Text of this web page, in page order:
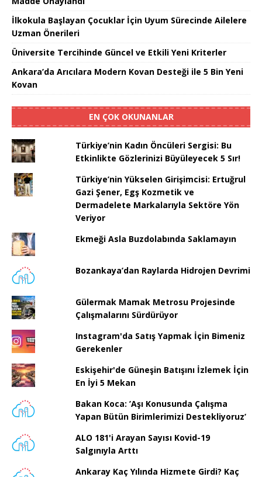
İlkokula Başlayan Çocuklar İçin Uyum Sürecinde Ailelere
Uzman Önerileri
Üniversite Tercihinde Güncel ve Etkili Yeni Kriterler
Ankara’da Arıcılara Modern Kovan Desteği ile 5 Bin Yeni
Kovan
EN ÇOK OKUNANLAR
Türkiye’nin Kadın Öncüleri Sergisi: Bu
Etkinlikte Gözlerinizi Büyüleyecek 5 Sır!
Türkiye’nin Yükselen Girişimcisi: Ertuğrul
Gazi Şener, Egş Kozmetik ve
Dermadelete Markalarıyla Sektöre Yön
Veriyor
Ekmeği Asla Buzdolabında Saklamayın
Bozankaya’dan Raylarda Hidrojen Devrimi
Gülermak Mamak Metrosu Projesinde
Çalışmalarını Sürdürüyor
Instagram'da Satış Yapmak İçin Bimeniz
Gerekenler
Eskişehir'de Güneşin Batışını İzlemek İçin
En İyi 5 Mekan
Bakan Koca: ’Aşı Konusunda Çalışma
Yapan Bütün Birimlerimizi Destekliyoruz’
ALO 181'i Arayan Sayısı Kovid-19
Salgınıyla Arttı
Ankaray Kaç Yılında Hizmete Girdi? Kaç